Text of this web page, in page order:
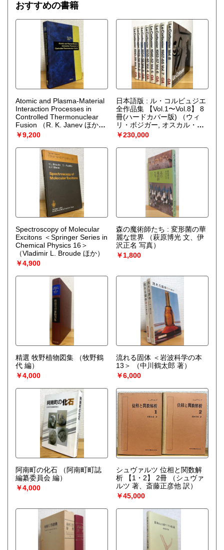
おすすめの書籍
Atomic and Plasma-Material
Interaction Processes in
Controlled Thermonuclear
Fusion
（R. K. Janev ほか
Editors）
￥9,200
日本語版 : ル・コルビュジエ
全作品集 【Vol.1〜Vol.8】 8
冊(ハードカバー版)
（ウィ
リ・ボジガー, オスカル・ス
トノロフ 編、吉阪隆正 訳）
￥230,000
Spectroscopy of Molecular
Excitons ＜Springer Series in
Chemical Physics 16＞
（Vladimir L. Broude ほか）
￥4,900
森の魔術師たち : 変形菌の華
麗な世界
（萩原博光 文、伊
沢正名 写真）
￥1,800
精選 牧野植物図集
（牧野鶴
代 編）
￥4,000
流れる固体 ＜岩波科学の本
13＞
（中川鶴太郎 著）
￥6,000
阿南町の化石
（阿南町町誌
編纂委員会 編）
￥4,000
シュヴァルツ 位相と関数解
析 【1・2】 2冊
（シュヴァ
ルツ 著、斎藤正彦他 訳）
￥45,000